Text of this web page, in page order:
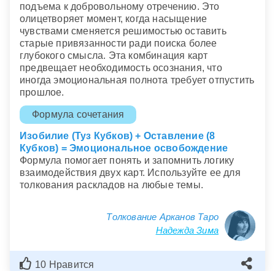
подъема к добровольному отречению. Это
олицетворяет момент, когда насыщение
чувствами сменяется решимостью оставить
старые привязанности ради поиска более
глубокого смысла. Эта комбинация карт
предвещает необходимость осознания, что
иногда эмоциональная полнота требует отпустить
прошлое.
Формула сочетания
Изобилие (Туз Кубков) + Оставление (8
Кубков) = Эмоциональное освобождение
Формула помогает понять и запомнить логику
взаимодействия двух карт. Используйте ее для
толкования раскладов на любые темы.
Толкование Арканов Таро
Надежда Зима
10 Нравится